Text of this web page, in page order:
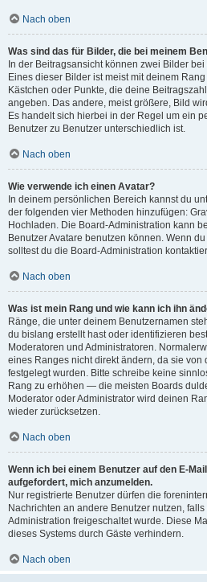
Nach oben
Was sind das für Bilder, die bei meinem
In der Beitragsansicht können zwei Bilder
Eines dieser Bilder ist meist mit deinem
Kästchen oder Punkte, die deine
angeben. Das andere, meist größere, Bild
Es handelt sich hierbei in der Regel um ein
Benutzer zu Benutzer unterschiedlich ist.
Nach oben
Wie verwende ich einen Avatar?
In deinem persönlichen Bereich kannst du
der folgenden vier Methoden hinzufügen:
Hochladen. Die Board-Administration kann
Benutzer Avatare benutzen können. Wenn
solltest du die Board-Administration
Nach oben
Was ist mein Rang und wie kann ich ihn
Ränge, die unter deinem Benutzernamen
du bislang erstellt hast oder identifizieren
Moderatoren und Administratoren.
eines Ranges nicht direkt ändern, da sie von
festgelegt wurden. Bitte schreibe keine
Rang zu erhöhen — die meisten Boards
Moderator oder Administrator wird deinen
wieder zurücksetzen.
Nach oben
Wenn ich bei einem Benutzer auf den E-
aufgefordert, mich anzumelden.
Nur registrierte Benutzer dürfen die
Nachrichten an andere Benutzer nutzen,
Administration freigeschaltet wurde. Diese
dieses Systems durch Gäste verhindern.
Nach oben